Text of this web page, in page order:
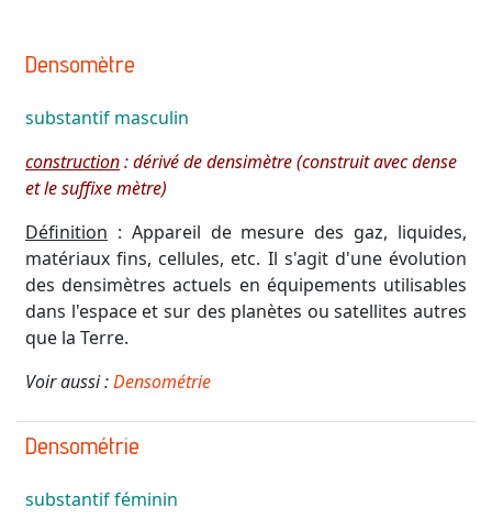
Densomètre
substantif masculin
construction: dérivé de densimètre (construit avec dense
et le suffixe mètre)
Définition : Appareil de mesure des gaz, liquides,
matériaux fins, cellules, etc. Il s'agit d'une évolution
des densimètres actuels en équipements utilisables
dans l'espace et sur des planètes ou satellites autres
que la Terre.
Voir aussi :Densométrie
Densométrie
substantifféminin